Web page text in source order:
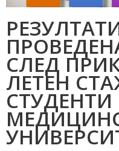
СЛЕД
ЛЕТЕН
СТУДЕНТИ